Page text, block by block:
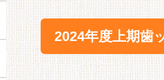
2024年度上期歯